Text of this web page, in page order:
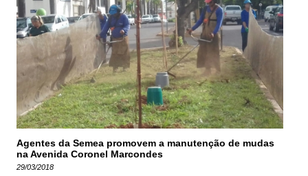
Agentes da Semea promovem a manutenção de mudas
na Avenida Coronel Marcondes
29/03/2018